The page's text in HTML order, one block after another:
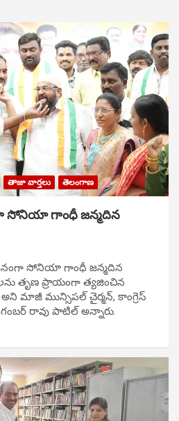
తాజా వార్తలు తెలంగాణ
సోనియా గాంధీ జ‌న్మ‌దిన
సోనియా గాంధీ జ‌న్మ‌దిన
తృణ ప్రాయంగా త్య‌జించిన
మాజీ మున్సిప‌ల్ చైర్మ‌న్, కాంగ్రెస్
రావు పాటిల్ అన్నారు.